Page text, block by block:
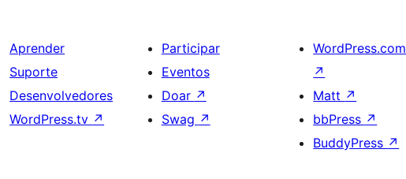
Aprender
Suporte
Desenvolvedores
WordPress.tv ↗
Participar
Eventos
Doar ↗
Swag ↗
WordPress.com
↗
Matt ↗
bbPress ↗
BuddyPress ↗